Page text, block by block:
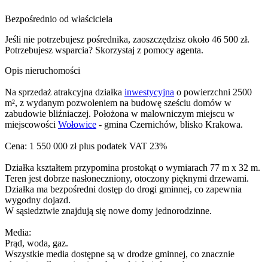
Bezpośrednio od właściciela
Jeśli nie potrzebujesz pośrednika, zaoszczędzisz około 46 500 zł.
Potrzebujesz wsparcia? Skorzystaj z pomocy agenta.
Opis nieruchomości
Na sprzedaż atrakcyjna działka inwestycyjna o powierzchni 2500
m², z wydanym pozwoleniem na budowę sześciu domów w
zabudowie bliźniaczej. Położona w malowniczym miejscu w
miejscowości Wołowice - gmina Czernichów, blisko Krakowa.
Cena: 1 550 000 zł plus podatek VAT 23%
Działka kształtem przypomina prostokąt o wymiarach 77 m x 32 m.
Teren jest dobrze nasłoneczniony, otoczony pięknymi drzewami.
Działka ma bezpośredni dostęp do drogi gminnej, co zapewnia
wygodny dojazd.
W sąsiedztwie znajdują się nowe domy jednorodzinne.
Media:
Prąd, woda, gaz.
Wszystkie media dostępne są w drodze gminnej, co znacznie